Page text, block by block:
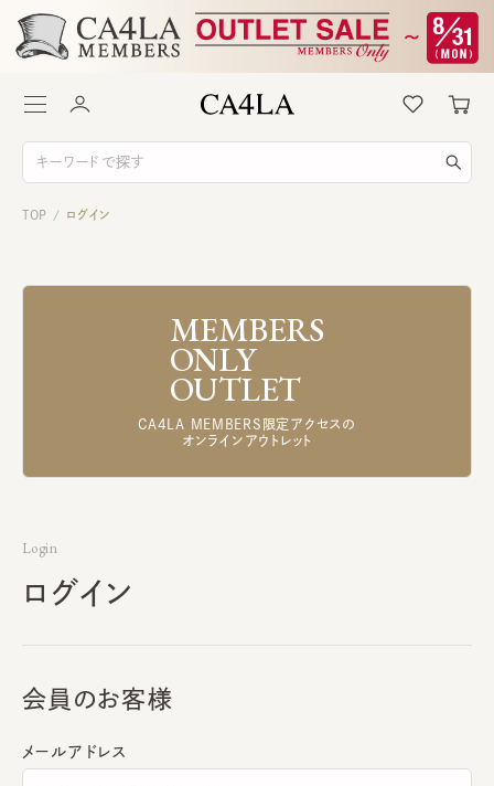
TOP / ログイン
MEMBERS
ONLY
OUTLET
CA4LA MEMBERS限定アクセスの
オンラインアウトレット
Login
ログイン
会員のお客様
メールアドレス